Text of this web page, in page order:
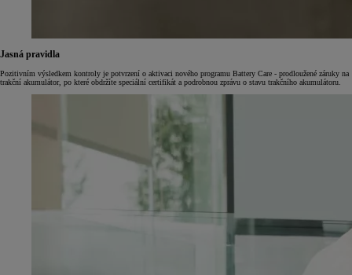
Jasná pravidla
Pozitivním výsledkem kontroly je potvrzení o aktivaci nového programu Battery Care - prodloužené záruky na
trakční akumulátor, po které obdržíte speciální certifikát a podrobnou zprávu o stavu trakčního akumulátoru.